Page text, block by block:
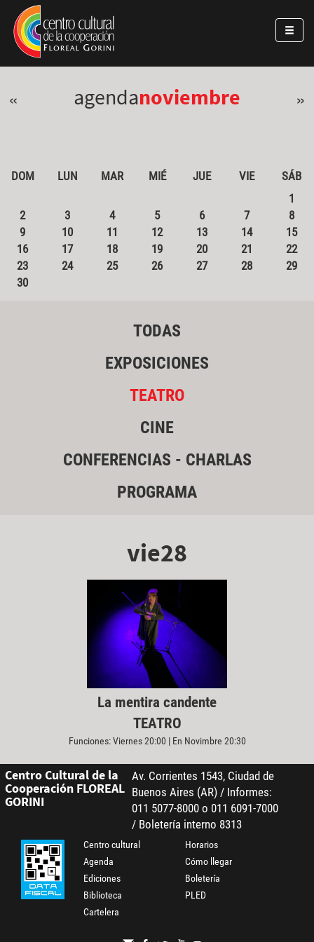
Pasar al contenido principal
Jump to main content
« agendanoviembre »
DOM LUN MAR MIÉ JUE VIE
SÁB
1
2
3 4 5 6 7
8
9
10 11 12 13 14
15
16
17 18 19 20 21
22
23
24 25 26 27 28
29
30
TODAS
EXPOSICIONES
TEATRO
CINE
CONFERENCIAS - CHARLAS
PROGRAMA
vie28
La mentira candente
TEATRO
Funciones: Viernes 20:00 | En Novimbre 20:30
Centro Cultural de la
Cooperación FLOREAL
GORINI
Av. Corrientes 1543, Ciudad de
Buenos Aires (AR) / Informes:
011 5077-8000 o 011 6091-7000
/ Boletería interno 8313
Centro cultural
Agenda
Ediciones
Biblioteca
Cartelera
Horarios
Cómo llegar
Boletería
PLED